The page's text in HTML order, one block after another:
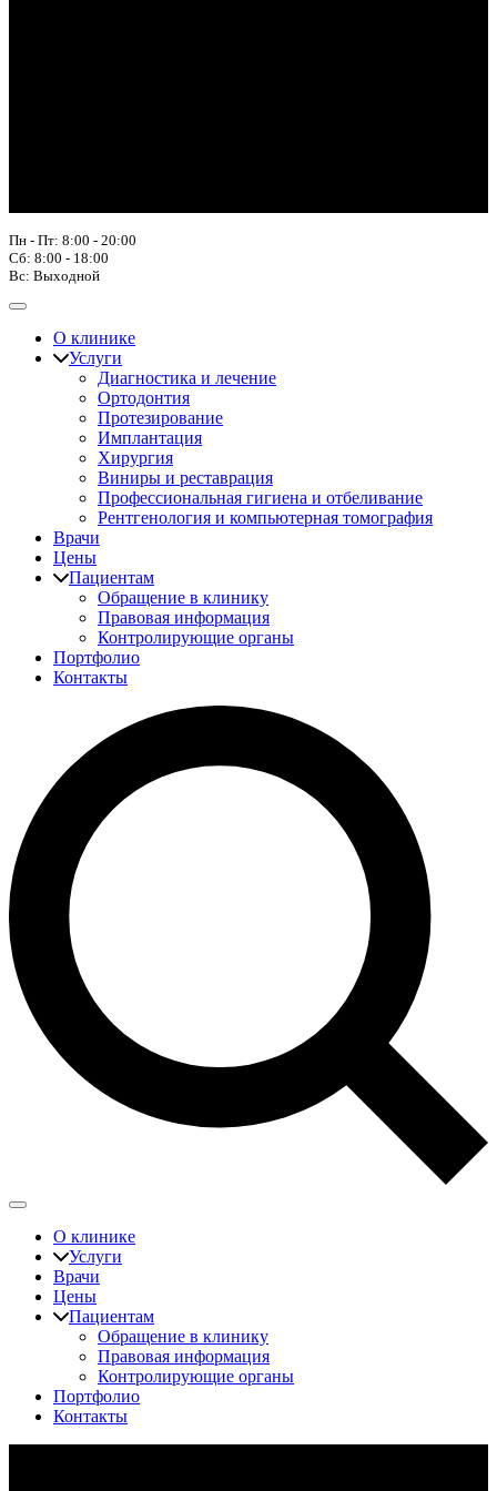
Пн - Пт: 8:00 - 20:00
Сб: 8:00 - 18:00
Вс: Выходной
О клинике
Услуги
Диагностика и лечение
Ортодонтия
Протезирование
Имплантация
Хирургия
Виниры и реставрация
Профессиональная гигиена и отбеливание
Рентгенология и компьютерная томография
Врачи
Цены
Пациентам
Обращение в клинику
Правовая информация
Контролирующие органы
Портфолио
Контакты
О клинике
Услуги
Врачи
Цены
Пациентам
Обращение в клинику
Правовая информация
Контролирующие органы
Портфолио
Контакты